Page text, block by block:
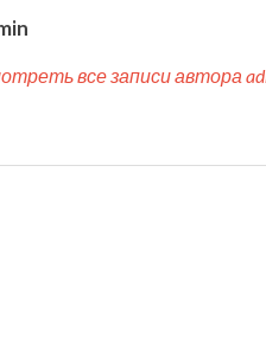
все записи автора